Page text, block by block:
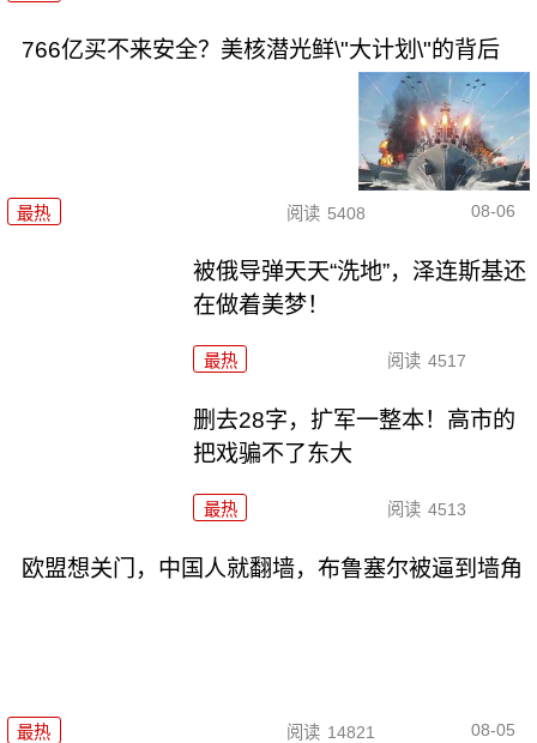
766亿买不来安全？美核潜光鲜\"大计划\"的背后
最热 阅读 5408 08-06
被俄导弹天天“洗地”，泽连斯基还
在做着美梦！
最热 阅读 4517
删去28字，扩军一整本！高市的
把戏骗不了东大
最热 阅读 4513
欧盟想关门，中国人就翻墙，布鲁塞尔被逼到墙角
最热 阅读 14821 08-05